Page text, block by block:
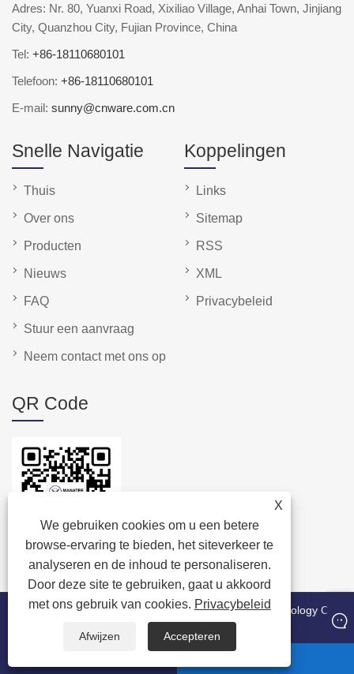
X
We gebruiken cookies om u een betere
browse-ervaring te bieden, het siteverkeer te
analyseren en de inhoud te personaliseren.
Door deze site te gebruiken, gaat u akkoord
met ons gebruik van cookies. Privacybeleid
Afwijzen Accepteren
Adres: Nr. 80, Yuanxi Road, Xixiliao Village, Anhai Town, Jinjiang
City, Quanzhou City, Fujian Province, China
Tel: +86-18110680101
Telefoon: +86-18110680101
E-mail: sunny@cnware.com.cn
Snelle Navigatie
Thuis
Over ons
Producten
Nieuws
FAQ
Stuur een aanvraag
Neem contact met ons op
Koppelingen
Links
Sitemap
RSS
XML
Privacybeleid
QR Code
Copyright © 2024 Quanzhou Manatee Packaging Technology Co.,
Ltd. Alle rechten voorbehouden.